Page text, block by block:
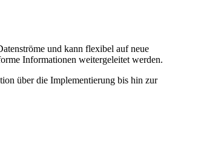
und kann flexibel auf neue
Informationen weitergeleitet werden.
über die Implementierung bis hin zur